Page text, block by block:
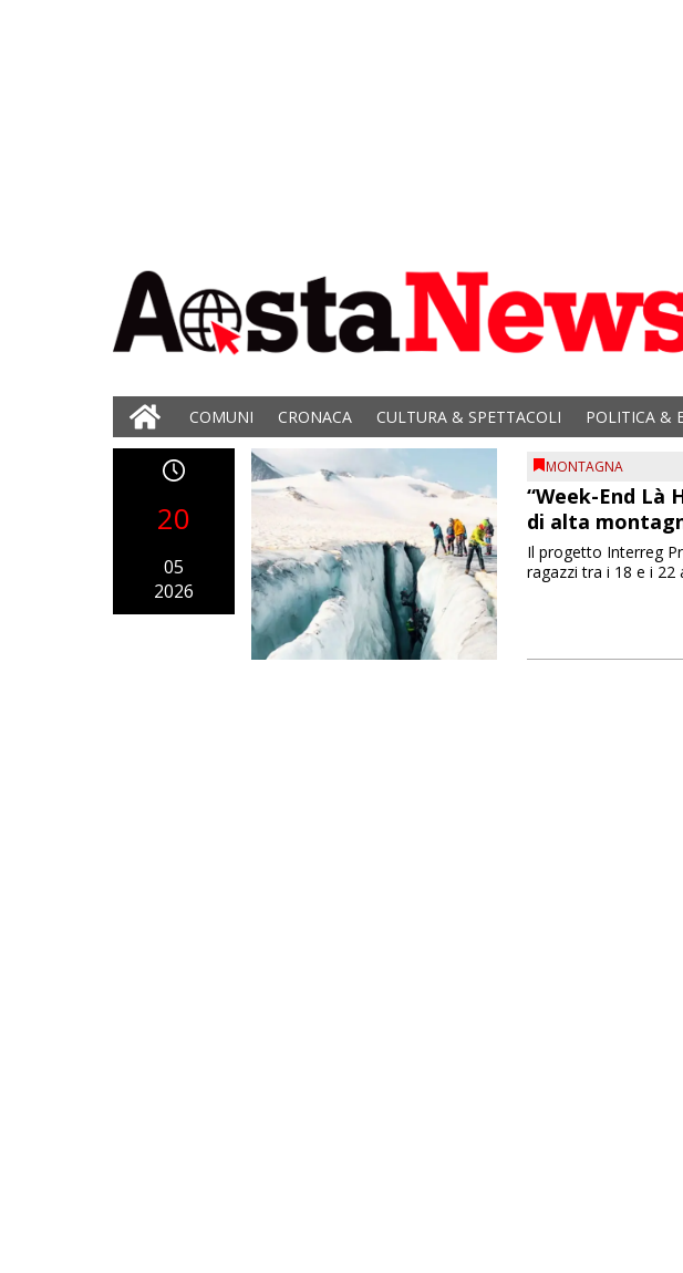
COMUNI CRONACA CULTURA & SPETTACOLI POLITICA &
20
05
2026
MONTAGNA
“Week-End Là
di alta
Il progetto Interreg
ragazzi tra i 18 e i 22